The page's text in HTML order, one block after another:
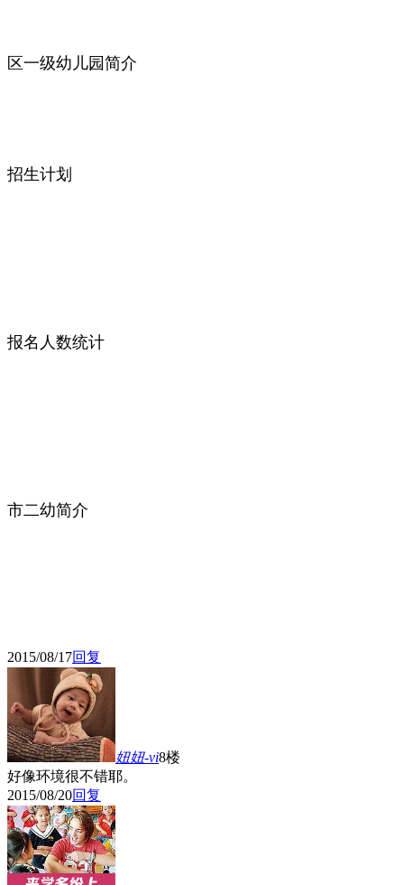
区一级幼儿园简介
招生计划
报名人数统计
市二幼简介
2015/08/17回复
妞妞-vi8楼
好像环境很不错耶。
2015/08/20回复